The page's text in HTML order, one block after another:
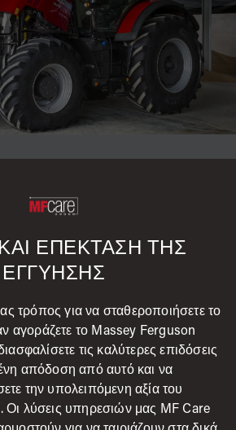
ΕΠΕΚΤΑΣΗ ΤΗΣ
ΕΓΓΥΗΣΗΣ
τρόπος για να σταθεροποιήσετε το
αγοράζετε το Massey Ferguson
τις καλύτερες επιδόσεις
απόδοση από αυτό και να
την υπολειπόμενη αξία του
Οι λύσεις υπηρεσιών μας MF Care